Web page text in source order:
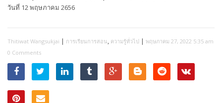
วันที่ 12 พฤษภาคม 2656
Thitiwat Wangsukjai | การเรียนการสอน, ความรู้ทั่วไป | พฤษภาคม 27, 2022 5:35 am
0 Comments